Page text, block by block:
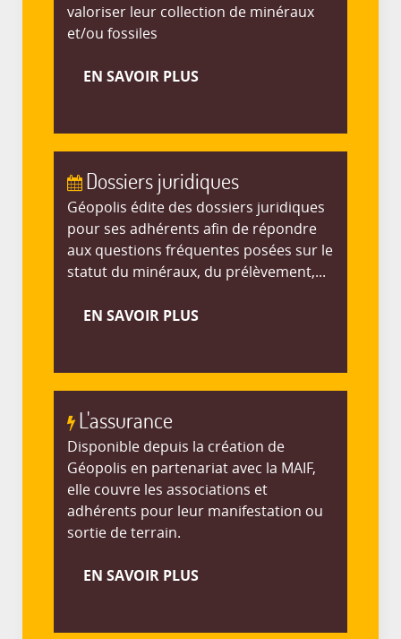
valoriser leur collection de minéraux
et/ou fossiles
EN SAVOIR PLUS
Dossiers juridiques
Géopolis édite des dossiers juridiques
pour ses adhérents afin de répondre
aux questions fréquentes posées sur le
statut du minéraux, du prélèvement,...
EN SAVOIR PLUS
L'assurance
Disponible depuis la création de
Géopolis en partenariat avec la MAIF,
elle couvre les associations et
adhérents pour leur manifestation ou
sortie de terrain.
EN SAVOIR PLUS